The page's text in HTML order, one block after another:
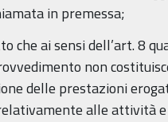
in premessa;
che ai sensi dell’art. 8
non
delle prestazioni
alle attività